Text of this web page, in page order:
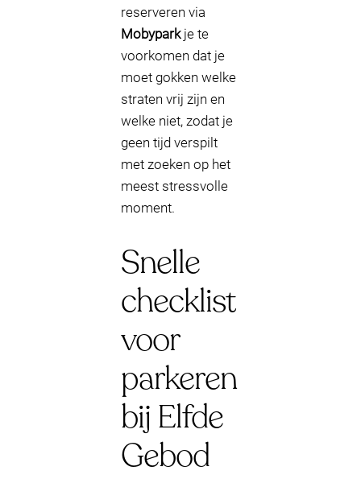
reserveren via
Mobyparkje te
voorkomen dat je
moet gokken welke
straten vrij zijn en
welke niet, zodat je
geen tijd verspilt
met zoeken op het
meest stressvolle
moment.
Snelle
checklist
voor
parkeren
bij Elfde
Gebod